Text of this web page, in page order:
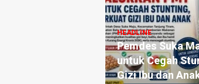
Perayaan HUT ke 14, PP IWO
Bagikan Bea Siswa Untuk 8
SD Muhammadiyah 16 Jaksel